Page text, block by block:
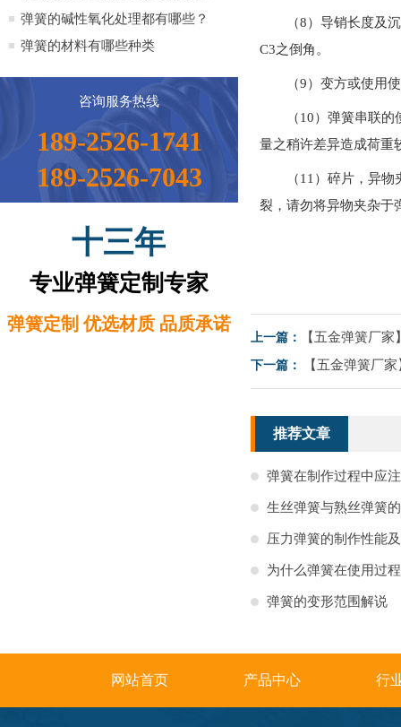
弹簧的碱性氧化处理都有哪些？
弹簧的材料有哪些种类
咨询服务热线
189-2526-1741
189-2526-7043
十三年
专业弹簧定制专家
弹簧定制 优选材质 品质承诺
（8）导销长度及
C3之倒角。
（9）变方或使用
（10）弹簧串联
量之稍许差异造成荷重
（11）碎片，异
裂，请勿将异物夹杂于
上一篇： 【五金弹簧厂
下一篇： 【五金弹簧厂
推荐文章
弹簧在制作过程中应
生丝弹簧与熟丝弹簧
压力弹簧的制作性能
为什么弹簧在使用过
弹簧的变形范围解说
网站首页 产品中心 行